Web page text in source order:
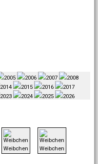
2005 2006 2007
2008
2014 2015 2016
2017
2023 2024 2025 2026
Weibchen Weibchen